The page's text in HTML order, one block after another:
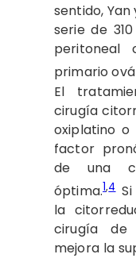
sentido,
serie de
peritoneal
primario
El
cirugía
oxiplatino o
factor
de una
óptima.1,4Si
la
cirugía
mejora la